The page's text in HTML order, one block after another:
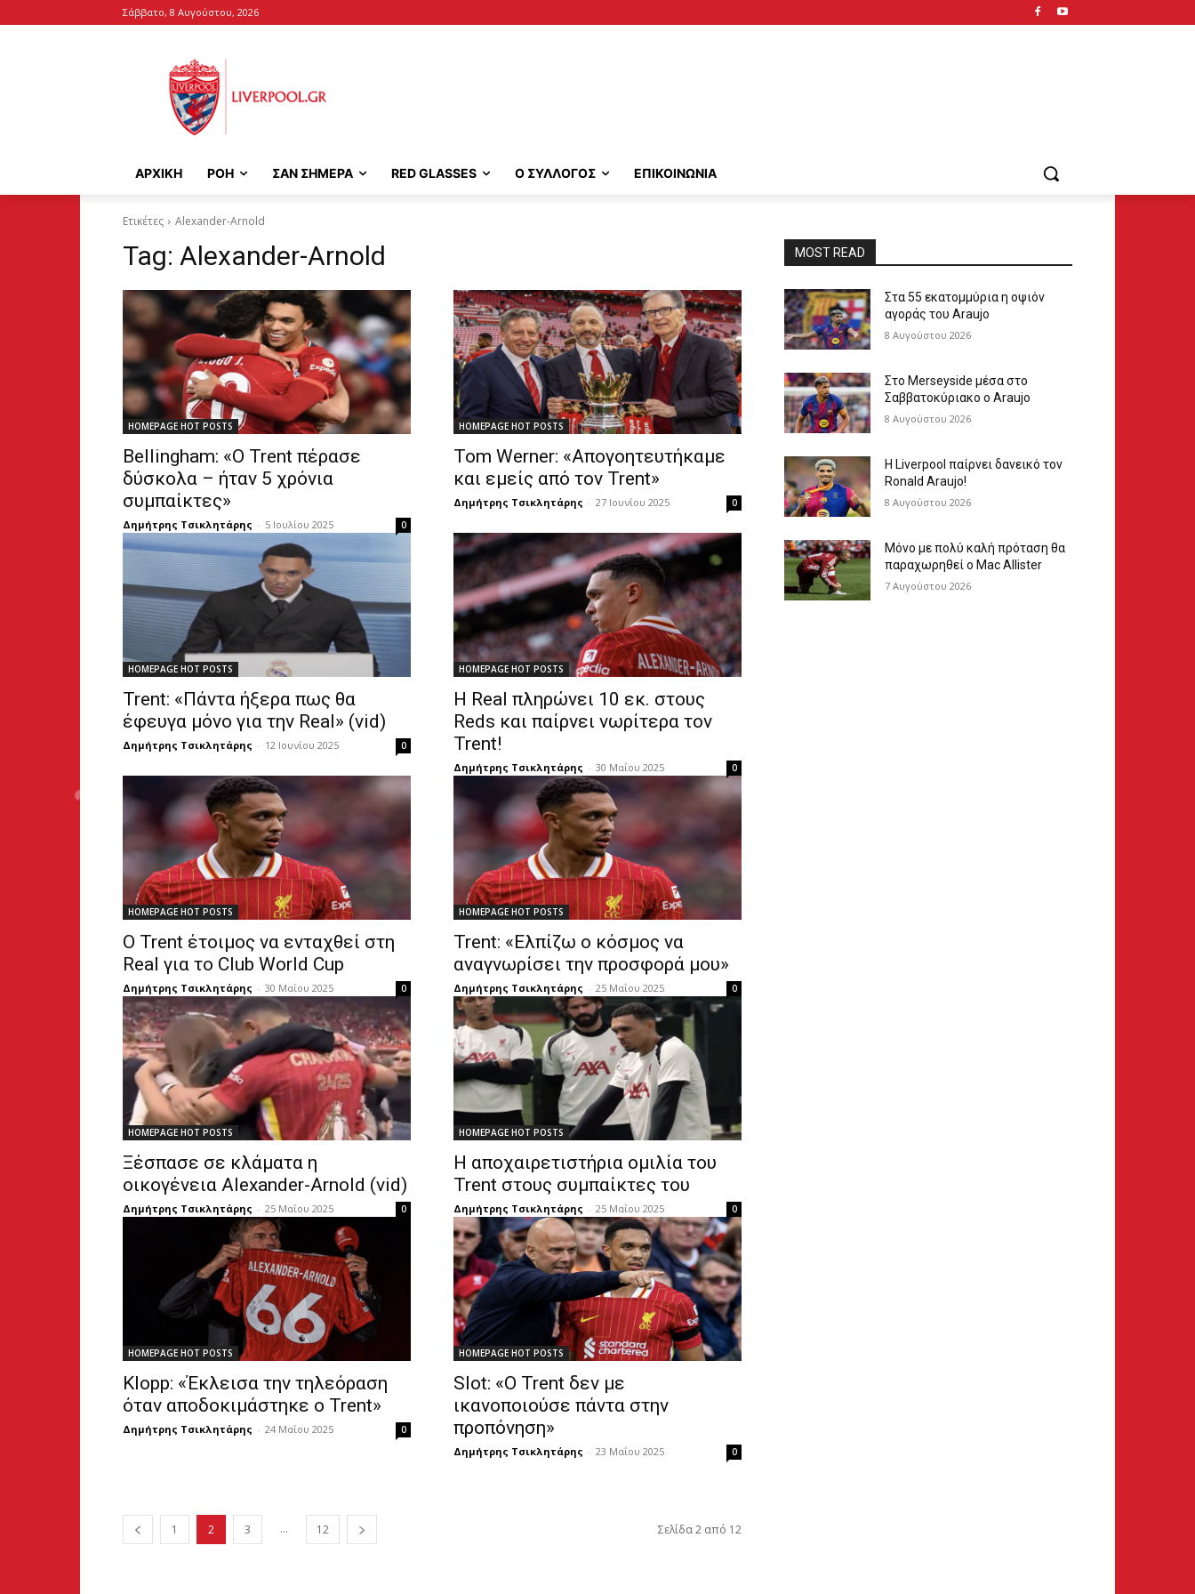
Σάββατο, 8 Αυγούστου, 2026
ΑΡΧΙΚΉ ΡΟΗ ΣΑΝ ΣΗΜΕΡΑ RED GLASSES Ο ΣΥΛΛΟΓΟΣ ΕΠΙΚΟΙΝΩΝΙΑ
Ετικέτες Alexander-Arnold
Tag: Alexander-Arnold
HOMEPAGE HOT POSTS
Bellingham: «Ο Trent πέρασε
δύσκολα – ήταν 5 χρόνια
συμπαίκτες»
Δημήτρης Τσικλητάρης - 5 Ιουλίου 2025 0
HOMEPAGE HOT POSTS
Tom Werner: «Απογοητευτήκαμε
και εμείς από τον Trent»
Δημήτρης Τσικλητάρης - 27 Ιουνίου 2025 0
HOMEPAGE HOT POSTS
Trent: «Πάντα ήξερα πως θα
έφευγα μόνο για την Real» (vid)
Δημήτρης Τσικλητάρης - 12 Ιουνίου 2025 0
HOMEPAGE HOT POSTS
Η Real πληρώνει 10 εκ. στους
Reds και παίρνει νωρίτερα τον
Trent!
Δημήτρης Τσικλητάρης - 30 Μαΐου 2025 0
HOMEPAGE HOT POSTS
Ο Trent έτοιμος να ενταχθεί στη
Real για το Club World Cup
Δημήτρης Τσικλητάρης - 30 Μαΐου 2025 0
HOMEPAGE HOT POSTS
Trent: «Ελπίζω ο κόσμος να
αναγνωρίσει την προσφορά μου»
Δημήτρης Τσικλητάρης - 25 Μαΐου 2025 0
HOMEPAGE HOT POSTS
Ξέσπασε σε κλάματα η
οικογένεια Alexander-Arnold (vid)
Δημήτρης Τσικλητάρης - 25 Μαΐου 2025 0
HOMEPAGE HOT POSTS
Η αποχαιρετιστήρια ομιλία του
Trent στους συμπαίκτες του
Δημήτρης Τσικλητάρης - 25 Μαΐου 2025 0
HOMEPAGE HOT POSTS
Klopp: «Έκλεισα την τηλεόραση
όταν αποδοκιμάστηκε ο Trent»
Δημήτρης Τσικλητάρης - 24 Μαΐου 2025 0
HOMEPAGE HOT POSTS
Slot: «Ο Trent δεν με
ικανοποιούσε πάντα στην
προπόνηση»
Δημήτρης Τσικλητάρης - 23 Μαΐου 2025 0
1 2 3 ... 12 Σελίδα 2 από 12
MOST READ
Στα 55 εκατομμύρια η οψιόν
αγοράς του Araujo
8 Αυγούστου 2026
Στο Merseyside μέσα στο
Σαββατοκύριακο ο Araujo
8 Αυγούστου 2026
Η Liverpool παίρνει δανεικό τον
Ronald Araujo!
8 Αυγούστου 2026
Μόνο με πολύ καλή πρόταση θα
παραχωρηθεί ο Mac Allister
7 Αυγούστου 2026